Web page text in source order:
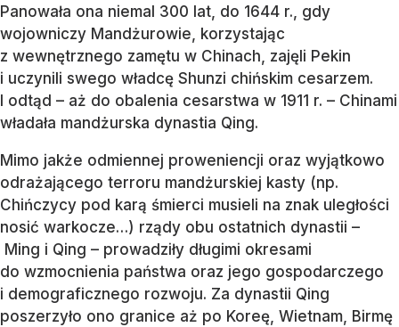
Panowała ona niemal 300 lat, do 1644 r., gdy
wojowniczy Mandżurowie, korzystając
z wewnętrznego zamętu w Chinach, zajęli Pekin
i uczynili swego władcę Shunzi chińskim cesarzem.
I odtąd – aż do obalenia cesarstwa w 1911 r. – Chinami
władała mandżurska dynastia Qing.
Mimo jakże odmiennej proweniencji oraz wyjątkowo
odrażającego terroru mandżurskiej kasty (np.
Chińczycy pod karą śmierci musieli na znak uległości
nosić warkocze…) rządy obu ostatnich dynastii –
Ming i Qing – prowadziły długimi okresami
do wzmocnienia państwa oraz jego gospodarczego
i demograficznego rozwoju. Za dynastii Qing
poszerzyło ono granice aż po Koreę, Wietnam, Birmę